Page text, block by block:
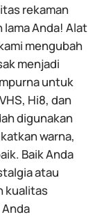
rekaman
Anda! Alat
mengubah
menjadi
untuk
Hi8, dan
digunakan
warna,
Baik Anda
atau
kualitas